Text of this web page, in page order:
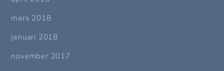
mars 2018
januari 2018
november 2017